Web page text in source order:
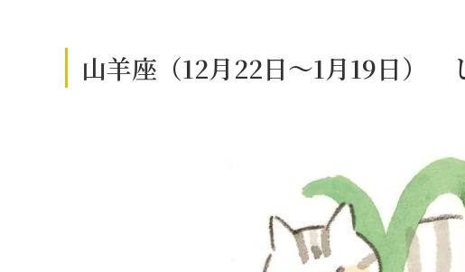
山羊座（12月22日～1月19日）